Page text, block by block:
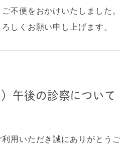
不便をおかけいたしました。
しくお願い申し上げます。
午後の診察について
用いただき誠にありがとうご